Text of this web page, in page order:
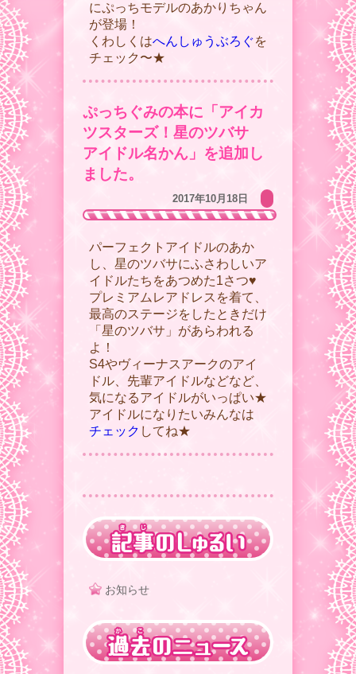
にぷっちモデルのあかりちゃん
が登場！
くわしくはへんしゅうぶろぐを
チェック〜★
ぷっちぐみの本に「アイカ
ツスターズ！星のツバサ
アイドル名かん」を追加し
ました。
2017年10月18日
パーフェクトアイドルのあか
し、星のツバサにふさわしいア
イドルたちをあつめた1さつ♥︎
プレミアムレアドレスを着て、
最高のステージをしたときだけ
「星のツバサ」があらわれる
よ！
S4やヴィーナスアークのアイ
ドル、先輩アイドルなどなど、
気になるアイドルがいっぱい★
アイドルになりたいみんなは
チェック してね★
お知らせ